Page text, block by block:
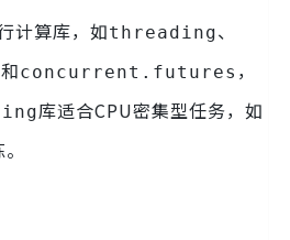
计算库，如threading、
和concurrent.futures ，
库适合CPU密集型任务，如